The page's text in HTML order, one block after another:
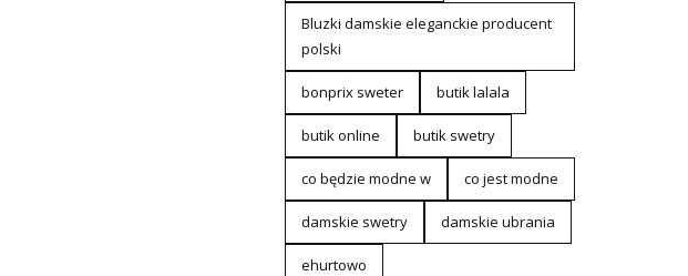
Bluzki damskie eleganckie producent
polski
bonprix sweter butik lalala
butik online butik swetry
co będzie modne w co jest modne
damskie swetry damskie ubrania
ehurtowo